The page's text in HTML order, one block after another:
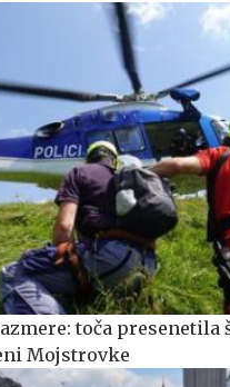
toča
Mojstrovke